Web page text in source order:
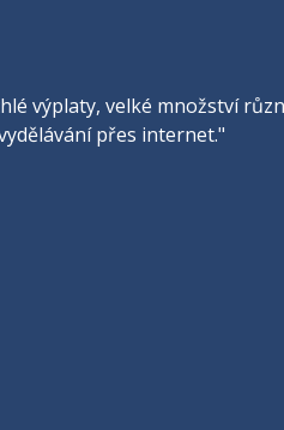
výplaty, velké množství
přes internet."